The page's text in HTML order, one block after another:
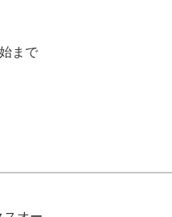
まで